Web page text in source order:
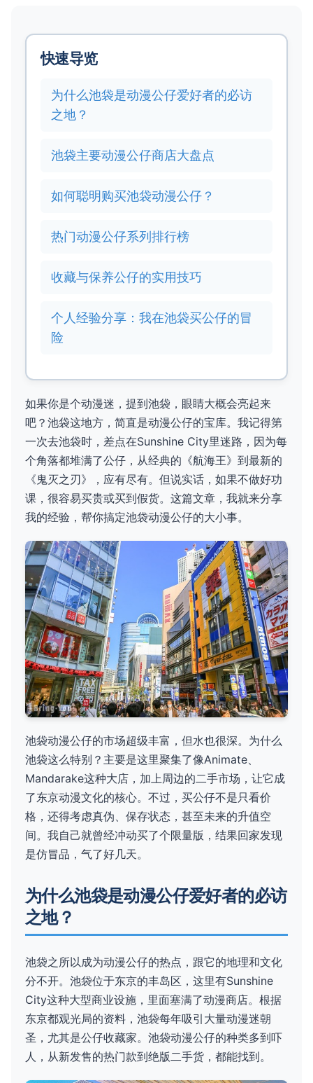
快速导览
为什么池袋是动漫公仔爱好者的必访
之地？
池袋主要动漫公仔商店大盘点
如何聪明购买池袋动漫公仔？
热门动漫公仔系列排行榜
收藏与保养公仔的实用技巧
个人经验分享：我在池袋买公仔的冒
险
如果你是个动漫迷，提到池袋，眼睛大概会亮起来
吧？池袋这地方，简直是动漫公仔的宝库。我记得第
一次去池袋时，差点在Sunshine City里迷路，因为每
个角落都堆满了公仔，从经典的《航海王》到最新的
《鬼灭之刃》，应有尽有。但说实话，如果不做好功
课，很容易买贵或买到假货。这篇文章，我就来分享
我的经验，帮你搞定池袋动漫公仔的大小事。
池袋动漫公仔的市场超级丰富，但水也很深。为什么
池袋这么特别？主要是这里聚集了像Animate、
Mandarake这种大店，加上周边的二手市场，让它成
了东京动漫文化的核心。不过，买公仔不是只看价
格，还得考虑真伪、保存状态，甚至未来的升值空
间。我自己就曾经冲动买了个限量版，结果回家发现
是仿冒品，气了好几天。
为什么池袋是动漫公仔爱好者的必访
之地？
池袋之所以成为动漫公仔的热点，跟它的地理和文化
分不开。池袋位于东京的丰岛区，这里有Sunshine
City这种大型商业设施，里面塞满了动漫商店。根据
东京都观光局的资料，池袋每年吸引大量动漫迷朝
圣，尤其是公仔收藏家。池袋动漫公仔的种类多到吓
人，从新发售的热门款到绝版二手货，都能找到。